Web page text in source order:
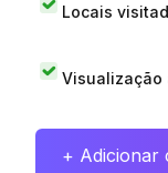
Locais
Visualização
+ Adicionar